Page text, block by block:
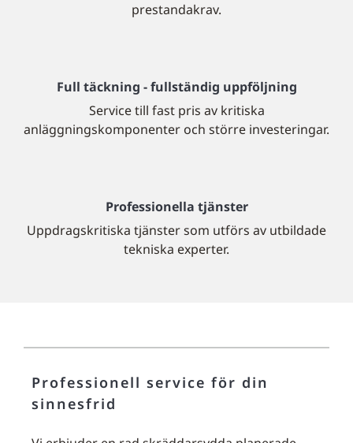
prestandakrav.
Full täckning - fullständig uppföljning
Service till fast pris av kritiska
anläggningskomponenter och större investeringar.
Professionella tjänster
Uppdragskritiska tjänster som utförs av utbildade
tekniska experter.
Professionell service för din
sinnesfrid